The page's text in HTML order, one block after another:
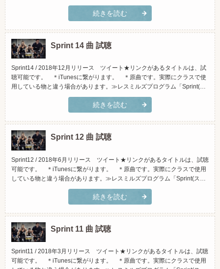
リント)」とは？(スマホでご覧頂く場合、横向きになさって頂くと見やす
くなっております)トラックタイトルアーティストiTunesで試聴Amazonで
続きを読む
Sprint 14 曲 試聴
Sprint14 / 2018年12月リリース ツイート★リンクがあるタイトルは、試
聴可能です。 ＊iTunesに繋がります。 ＊原曲です。実際にクラスで使
用している物と違う場合があります。≫レスミルズプログラム「Sprint(ス
プリント)」とは？(スマホでご覧頂く場合、横向きになさって頂くと見や
すくなっております)トラックタイトルアーティストiTunesで試聴Amazon
続きを読む
Sprint 12 曲 試聴
Sprint12 / 2018年6月リリース ツイート★リンクがあるタイトルは、試聴
可能です。 ＊iTunesに繋がります。 ＊原曲です。実際にクラスで使用
している物と違う場合があります。≫レスミルズプログラム「Sprint(スプ
リント)」とは？(スマホでご覧頂く場合、横向きになさって頂くと見やす
くなっております)トラックタイトルアーティストiTunesで試聴Amazonで
続きを読む
Sprint 11 曲 試聴
Sprint11 / 2018年3月リリース ツイート★リンクがあるタイトルは、試聴
可能です。 ＊iTunesに繋がります。 ＊原曲です。実際にクラスで使用